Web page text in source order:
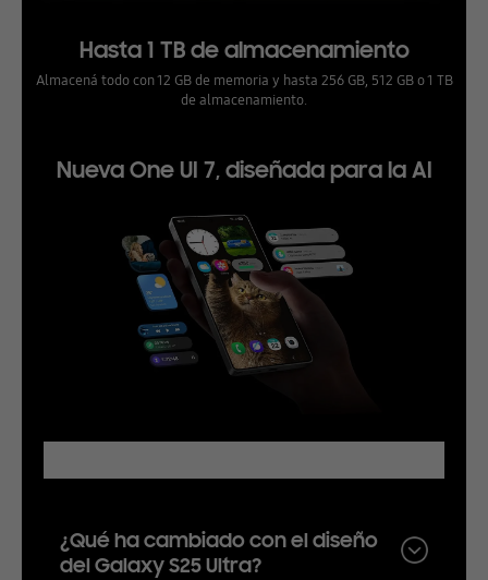
Hasta 1 TB de almacenamiento
Almacená todo con 12 GB de memoria y hasta 256 GB, 512 GB o 1 TB
de almacenamiento.
Nueva One UI 7, diseñada para la AI
¿Qué ha cambiado con el diseño
del Galaxy S25 Ultra?